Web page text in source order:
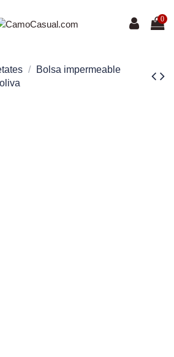
0
Bolsa impermeable